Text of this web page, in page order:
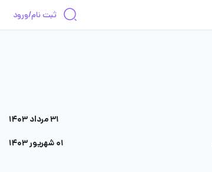
ثبت نام/ورود
۳۱ مرداد ۱۴۰۳
۰۱ شهریور ۱۴۰۳